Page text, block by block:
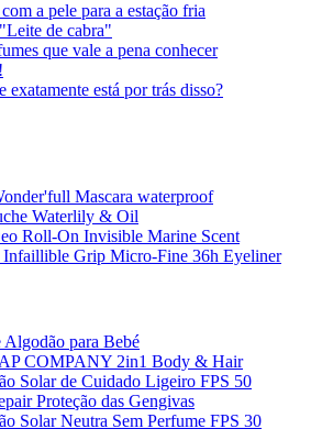
a pele para a estação fria
de cabra"
que vale a pena conhecer
exatamente está por trás disso?
Mascara waterproof
Waterlily & Oil
Roll-On Invisible Marine Scent
Grip Micro-Fine 36h Eyeliner
para Bebé
COMPANY 2in1 Body & Hair
Solar de Cuidado Ligeiro FPS 50
Proteção das Gengivas
Solar Neutra Sem Perfume FPS 30